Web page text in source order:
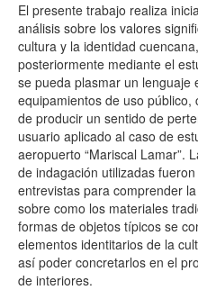
El presente trabajo realiza
análisis sobre los valores
cultura y la identidad
posteriormente mediante el
se pueda plasmar un lenguaje
equipamientos de uso público,
de producir un sentido de
usuario aplicado al caso de
aeropuerto “Mariscal Lamar”.
de indagación utilizadas
entrevistas para comprender
sobre como los materiales
formas de objetos típicos se
elementos identitarios de la
así poder concretarlos en el
de interiores.